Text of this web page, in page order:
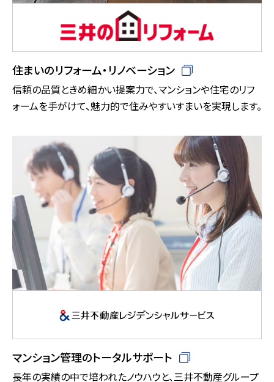
住まいのリフォーム・リノベーション
信頼の品質ときめ細かい提案力で、マンションや住宅のリフ
ォームを手がけて、魅力的で住みやすいすまいを実現します。
マンション管理のトータルサポート
長年の実績の中で培われたノウハウと、三井不動産グループ